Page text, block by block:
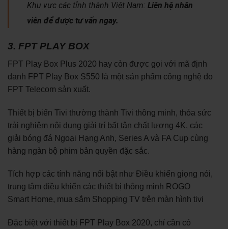
Khu vực các tỉnh thành Việt Nam: Liên hệ nhân
viên để được tư vấn ngay.
3. FPT PLAY BOX
FPT Play Box Plus 2020 hay còn được gọi với mã định
danh FPT Play Box S550 là một sản phẩm công nghệ do
FPT Telecom sản xuất.
Thiết bị biến Tivi thường thành Tivi thông minh, thỏa sức
trải nghiệm nội dung giải trí bất tận chất lượng 4K, các
giải bóng đá Ngoại Hạng Anh, Series A và FA Cup cùng
hàng ngàn bộ phim bản quyền đặc sắc.
Tích hợp các tính năng nổi bật như Điều khiển giọng nói,
trung tâm điều khiển các thiết bị thông minh ROGO
Smart Home, mua sắm Shopping TV trên màn hình tivi
Đặc biệt với thiết bị FPT Play Box 2020, chỉ cần có